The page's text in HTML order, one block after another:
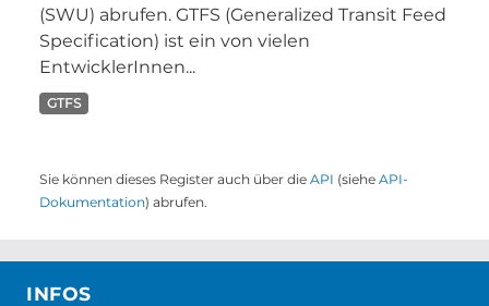
(SWU) abrufen. GTFS (Generalized Transit Feed
Specification) ist ein von vielen
EntwicklerInnen...
GTFS
Sie können dieses Register auch über die API (siehe API-
Dokumentation) abrufen.
INFOS